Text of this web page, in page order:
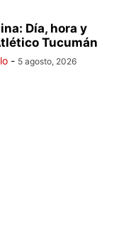
Día, hora y
Tucumán
- 5 agosto, 2026